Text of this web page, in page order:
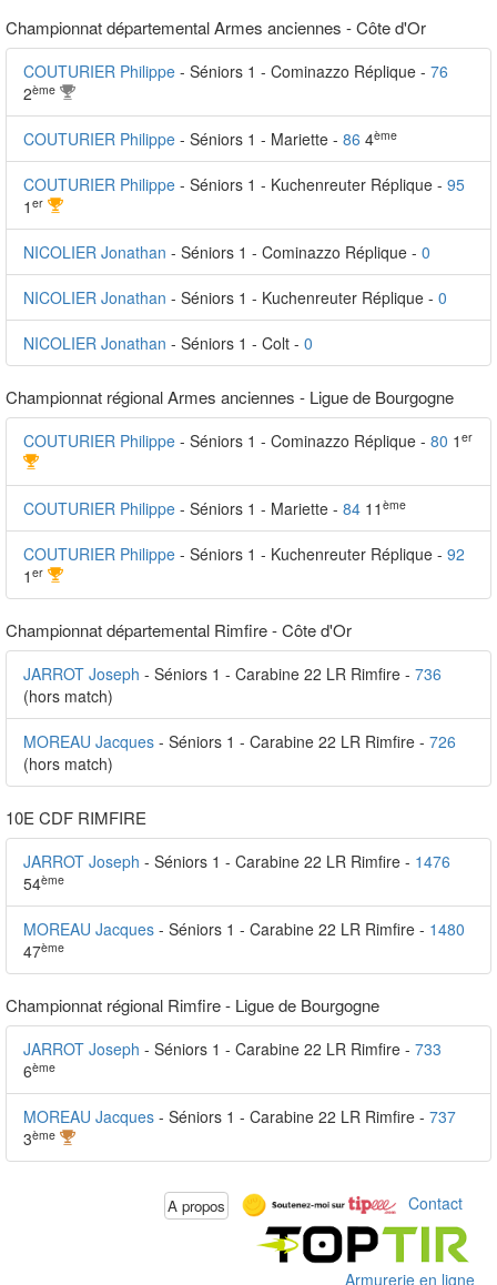
Championnat départemental Armes anciennes - Côte d'Or
COUTURIER Philippe - Séniors 1 - Cominazzo Réplique - 76
2ème
COUTURIER Philippe - Séniors 1 - Mariette - 86 4ème
COUTURIER Philippe - Séniors 1 - Kuchenreuter Réplique - 95
1 er
NICOLIER Jonathan - Séniors 1 - Cominazzo Réplique - 0
NICOLIER Jonathan - Séniors 1 - Kuchenreuter Réplique - 0
NICOLIER Jonathan - Séniors 1 - Colt - 0
Championnat régional Armes anciennes - Ligue de Bourgogne
COUTURIER Philippe - Séniors 1 - Cominazzo Réplique - 80 1 er
COUTURIER Philippe - Séniors 1 - Mariette - 84 11 ème
COUTURIER Philippe - Séniors 1 - Kuchenreuter Réplique - 92
1 er
Championnat départemental Rimfire - Côte d'Or
JARROT Joseph - Séniors 1 - Carabine 22 LR Rimfire - 736
(hors match)
MOREAU Jacques - Séniors 1 - Carabine 22 LR Rimfire - 726
(hors match)
10E CDF RIMFIRE
JARROT Joseph - Séniors 1 - Carabine 22 LR Rimfire - 1476
54ème
MOREAU Jacques - Séniors 1 - Carabine 22 LR Rimfire - 1480
47ème
Championnat régional Rimfire - Ligue de Bourgogne
JARROT Joseph - Séniors 1 - Carabine 22 LR Rimfire - 733
6ème
MOREAU Jacques - Séniors 1 - Carabine 22 LR Rimfire - 737
3ème
A propos Contact
Armurerie en ligne